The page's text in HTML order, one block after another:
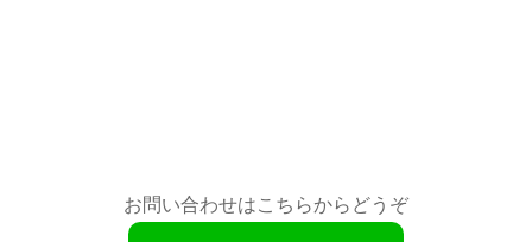
お問い合わせはこちらからどうぞ